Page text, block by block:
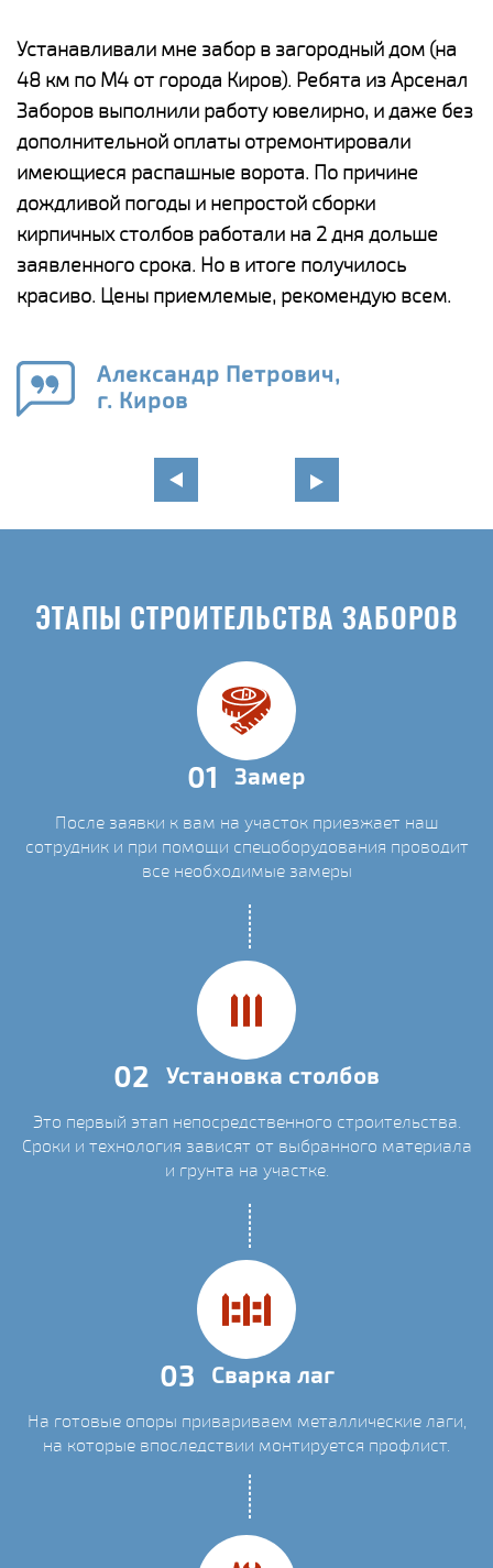
Устанавливали мне забор в загородный дом (на
48 км по М4 от города Киров). Ребята из Арсенал
Заборов выполнили работу ювелирно, и даже без
дополнительной оплаты отремонтировали
имеющиеся распашные ворота. По причине
дождливой погоды и непростой сборки
кирпичных столбов работали на 2 дня дольше
заявленного срока. Но в итоге получилось
красиво. Цены приемлемые, рекомендую всем.
Александр Петрович,
г. Киров
ЭТАПЫ СТРОИТЕЛЬСТВА ЗАБОРОВ
01 Замер
После заявки к вам на участок приезжает наш
сотрудник и при помощи спецоборудования проводит
все необходимые замеры
02 Установка столбов
Это первый этап непосредственного строительства.
Сроки и технология зависят от выбранного материала
и грунта на участке.
03 Сварка лаг
На готовые опоры привариваем металлические лаги,
на которые впоследствии монтируется профлист.